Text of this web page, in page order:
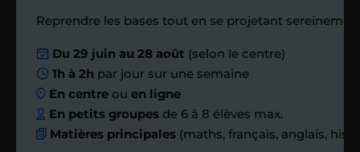
Nous planifions
ensemble des
échanges réguliers
Reprendre les bases tout en se projetant
Du 29 juin au 28 août (selon le centre)
1h à 2h par jour sur une semaine
En centre ouen ligne
En petits groupes de 6 à 8 élèves max.
Matières principales (maths, français, anglais,